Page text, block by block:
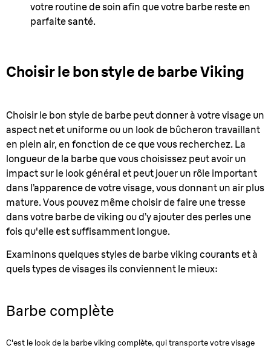
votre routine de soin afin que votre barbe reste en
parfaite santé.
Choisir le bon style de barbe Viking
Choisir le bon style de barbe peut donner à votre visage un
aspect net et uniforme ou un look de bûcheron travaillant
en plein air, en fonction de ce que vous recherchez. La
longueur de la barbe que vous choisissez peut avoir un
impact sur le look général et peut jouer un rôle important
dans l’apparence de votre visage, vous donnant un air plus
mature. Vous pouvez même choisir de faire une tresse
dans votre barbe de viking ou d’y ajouter des perles une
fois qu'elle est suffisamment longue.
Examinons quelques styles de barbe viking courants et à
quels types de visages ils conviennent le mieux:
Barbe complète
C'est le look de la barbe viking complète, qui transporte votre visage